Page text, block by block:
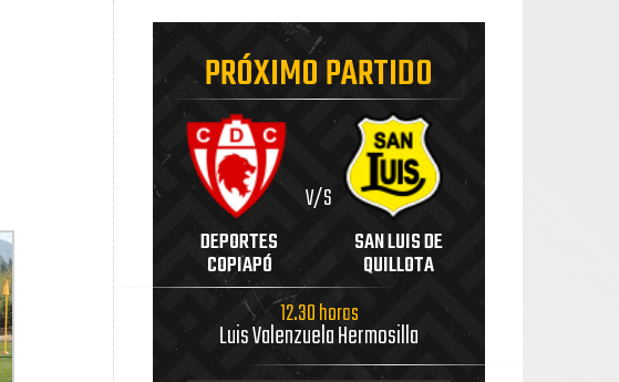
PRÓXIMO PARTIDO
DEPORTES
COPIAPÓ
V/S
SAN LUIS DE
QUILLOTA
12.30 horas
Luis Valenzuela Hermosilla